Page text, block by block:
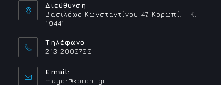
Διεύθυνση
Βασιλέως Κωνσταντίνου 47, Κορωπί, Τ.Κ.
19441
Τηλέφωνο
213 2000700
Email:
mayor@koropi.grOpens